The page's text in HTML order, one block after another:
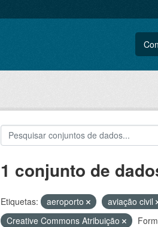
1 conjunto de
Etiquetas: aeroporto aviação civil
Creative Commons Atribuição